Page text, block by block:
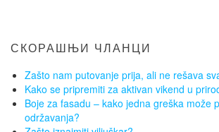
СКОРАШЊИ ЧЛАНЦИ
Zašto nam putovanje prija, ali ne rešava
Kako se pripremiti za aktivan vikend u
Boje za fasadu – kako jedna greška može
održavanja?